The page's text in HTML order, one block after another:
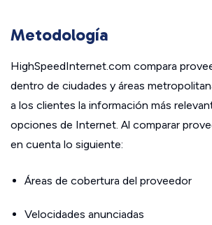
Metodología
HighSpeedInternet.com compara
dentro de ciudades y áreas
a los clientes la información más
opciones de Internet. Al comparar
en cuenta lo siguiente:
Áreas de cobertura del proveedor
Velocidades anunciadas